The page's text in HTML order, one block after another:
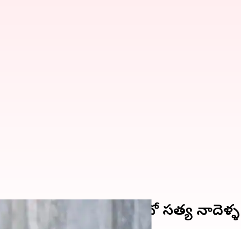
గూగుల్: మైక్రోసాఫ్ట్ సీఈవో సత్య